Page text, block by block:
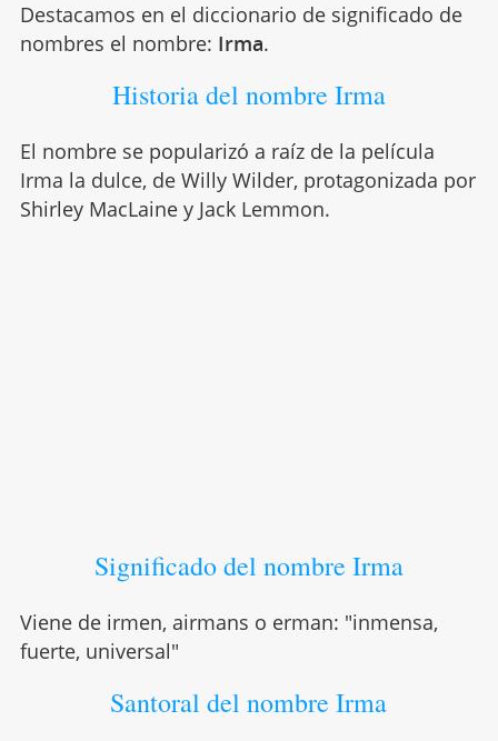
Destacamos en el diccionario de significado de
nombres el nombre: Irma.
Historia del nombre Irma
El nombre se popularizó a raíz de la película
Irma la dulce, de Willy Wilder, protagonizada por
Shirley MacLaine y Jack Lemmon.
Significado del nombre Irma
Viene de irmen, airmans o erman: "inmensa,
fuerte, universal"
Santoral del nombre Irma